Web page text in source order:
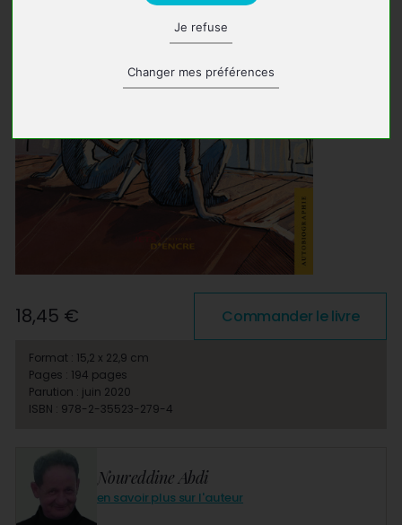
Je refuse
Changer mes préférences
Noureddine Abdi
en savoir plus sur l'auteur
18,45 € Commander le livre
Format : 15,2 x 22,9 cm
Pages : 194 pages
Parution : juin 2020
ISBN : 978-2-35523-279-4